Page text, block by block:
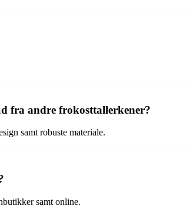
fra andre frokosttallerkener?
samt robuste materiale.
samt online.